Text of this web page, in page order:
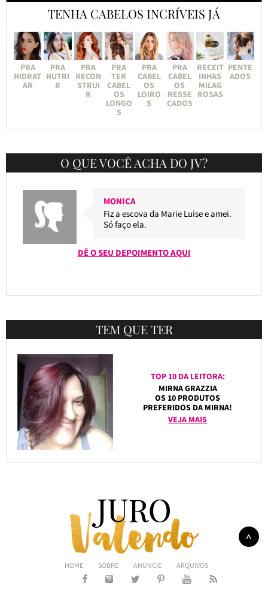
TENHA CABELOS INCRÍVEIS JÁ
PRA
HIDRAT
AR
PRA
NUTRI
R
PRA
RECON
STRUI
R
PRA
TER
CABEL
OS
LONGO
S
PRA
CABEL
OS
LOIRO
S
PRA
CABEL
OS
RESSE
CADOS
RECEIT
INHAS
MILAG
ROSAS
PENTE
ADOS
O QUE VOCÊ ACHA DO JV?
MONICA
Fiz a escova da Marie Luise e amei.
Só faço ela.
DÊ O SEU DEPOIMENTO AQUI
TEM QUE TER
TOP 10 DA LEITORA:
MIRNA GRAZZIA
OS 10 PRODUTOS
PREFERIDOS DA MIRNA!
VEJA MAIS
HOME SOBRE ANUNCIE ARQUIVOS